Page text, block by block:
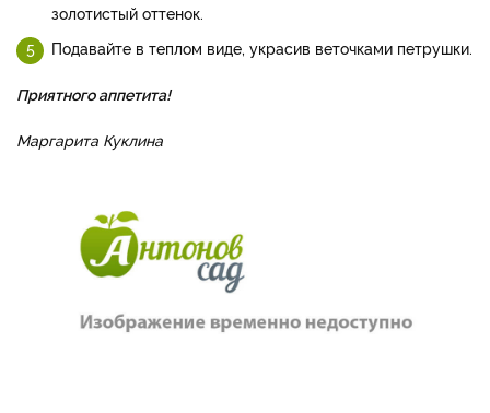
золотистый оттенок.
Подавайте в теплом виде, украсив веточками петрушки.
Приятного аппетита!
Маргарита Куклина